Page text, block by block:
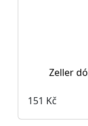
Zeller
151 Kč